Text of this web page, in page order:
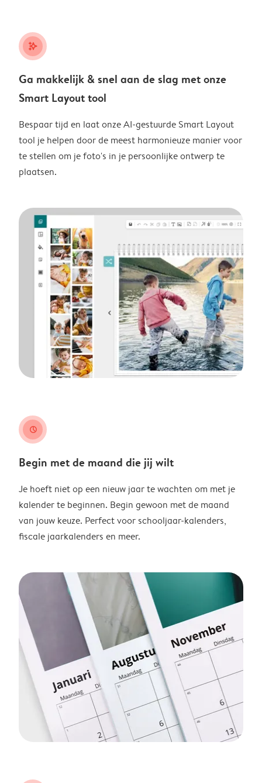
stars_plus
Ga makkelijk & snel aan de slag met onze
Smart Layout tool
Bespaar tijd en laat onze AI-gestuurde Smart Layout
tool je helpen door de meest harmonieuze manier voor
te stellen om je foto's in je persoonlijke ontwerp te
plaatsen.
clock
Begin met de maand die jij wilt
Je hoeft niet op een nieuw jaar te wachten om met je
kalender te beginnen. Begin gewoon met de maand
van jouw keuze. Perfect voor schooljaar-kalenders,
fiscale jaarkalenders en meer.